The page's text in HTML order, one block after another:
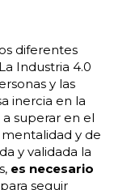
diferentes
Industria 4.0
y las
inercia en la
superar en el
y de
y validada la
es necesario
para seguir